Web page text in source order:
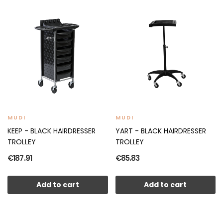
MUDI
KEEP - BLACK HAIRDRESSER
TROLLEY
€187.91
Add to cart
MUDI
YART - BLACK HAIRDRESSER
TROLLEY
€85.83
Add to cart